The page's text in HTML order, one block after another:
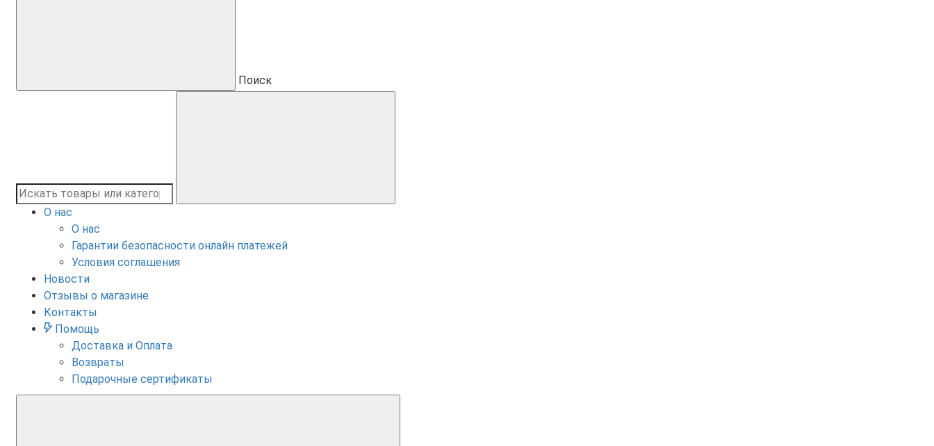
Поиск
О нас
О нас
Гарантии безопасности онлайн платежей
Условия соглашения
Новости
Отзывы о магазине
Контакты
Помощь
Доставка и Оплата
Возвраты
Подарочные сертификаты